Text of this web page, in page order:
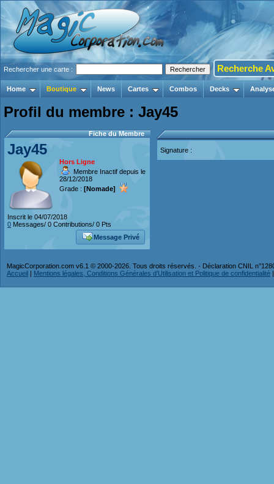
Rechercher une carte : Recherche
Home Boutique News Cartes Combos Decks
Profil du membre : Jay45
Fiche du Membre
Jay45
Hors Ligne
Membre Inactif depuis le
28/12/2018
Grade : [Nomade]
Inscrit le 04/07/2018
0 Messages/ 0 Contributions/ 0 Pts
Message Privé
Signature :
MagicCorporation.com v6.1 © 2000-2026. Tous droits réservés. - Déclaration CNIL
Accueil | Mentions légales, Conditions Générales d'Utilisation et Politique de confidentialité